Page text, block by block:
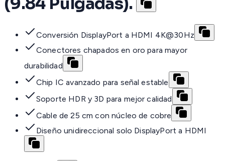
Conversión DisplayPort a HDMI 4K@30Hz
Conectores chapados en oro para mayor
durabilidad
Chip IC avanzado para señal estable
Soporte HDR y 3D para mejor calidad
Cable de 25 cm con núcleo de cobre
Diseño unidireccional solo DisplayPort a HDMI